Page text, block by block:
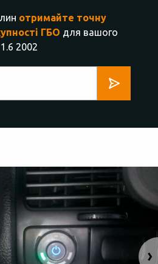
отримайте точну
ГБО для вашого
2002